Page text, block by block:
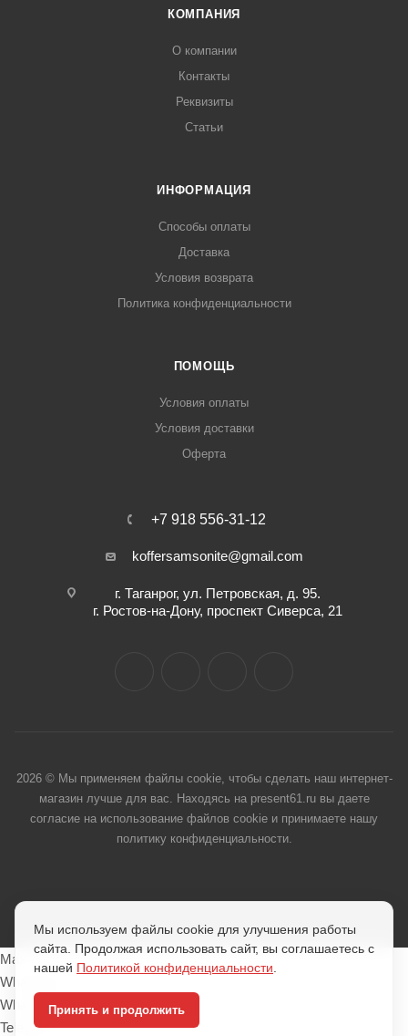
КОМПАНИЯ
О компании
Контакты
Реквизиты
Статьи
ИНФОРМАЦИЯ
Способы оплаты
Доставка
Условия возврата
Политика конфиденциальности
ПОМОЩЬ
Условия оплаты
Условия доставки
Оферта
+7 918 556-31-12
koffersamsonite@gmail.com
г. Таганрог, ул. Петровская, д. 95.
г. Ростов-на-Дону, проспект Сиверса, 21
2026 © Мы применяем файлы cookie, чтобы сделать наш интернет-
магазин лучше для вас. Находясь на present61.ru вы даете
согласие на использование файлов cookie и принимаете нашу
политику конфиденциальности.
Мы используем файлы cookie для улучшения работы
сайта. Продолжая использовать сайт, вы соглашаетесь с
нашей Политикой конфиденциальности
Принять и продолжить
Max
Whatsapp
Whatsapp
Telegram